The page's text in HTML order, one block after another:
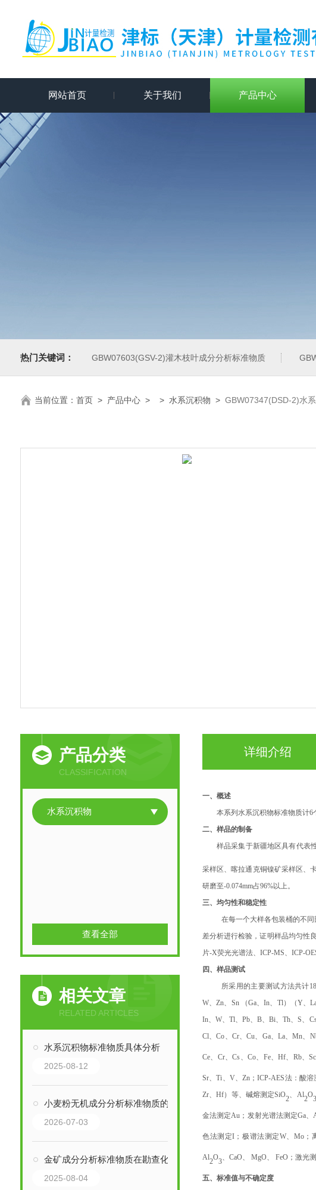
网站首页 关于我们 产品中心
热门关键词： GBW07603(GSV-2)灌木枝叶成分分析标准物质
当前位置： 首页> 产品中心> > 水系沉积物 > GBW07347(DSD-2)水
产品分类
CLASSIFICATION
水系沉积物
查看全部
相关文章
RELATED ARTICLES
水系沉积物标准物质具体分析
2025-08-12
小麦粉无机成分分析标准物质的用途
2026-07-03
金矿成分分析标准物质在勘查化验中的质量控制
2025-08-04
详细介绍
一、概述
本系列水系沉积物标准物质计6
二、样品的制备
样品采集于新疆地区具有代表
采样区、喀拉通克铜镍矿采样区、
研磨至-0.074mm占96%以上。
三、均匀性和稳定性
在每一个大样各包装桶的不
差分析进行检验，证明样品均匀性良
片-X荧光光谱法、ICP-MS、ICP-
四、样品测试
所采用的主要测试方法共计
W、Zn、Sn （Ga、In、Tl）（Y、
In、W、Tl、Pb、B、Bi、Th、S、
Cl、Co、Cr、Cu、Ga、La、Mn、
Ce、Cr、Cs、Co、Fe、Hf、Rb、
Sr、Ti、V、Zn；ICP-AES法：酸
Zr、Hf）等、碱熔测定SiO
2
、Al
2
O
3
金法测定Au；发射光谱法测定Ga
色法测定I；极谱法测定W、Mo；
Al
2
O
3
、CaO、 MgO、 FeO ；激光
五、标准值与不确定度